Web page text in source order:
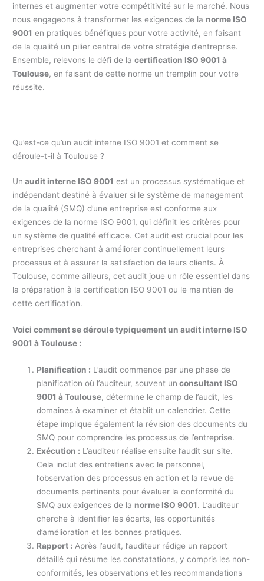
internes et augmenter votre compétitivité sur le marché. Nous
nous engageons à transformer les exigences de la norme ISO
9001 en pratiques bénéfiques pour votre activité, en faisant
de la qualité un pilier central de votre stratégie d’entreprise.
Ensemble, relevons le défi de lacertification ISO 9001 à
Toulouse, en faisant de cette norme un tremplin pour votre
réussite.
Qu’est-ce qu’un audit interne ISO 9001 et comment se
déroule-t-il à Toulouse ?
Un audit interne ISO 9001 est un processus systématique et
indépendant destiné à évaluer si le système de management
de la qualité (SMQ) d’une entreprise est conforme aux
exigences de la norme ISO 9001, qui définit les critères pour
un système de qualité efficace. Cet audit est crucial pour les
entreprises cherchant à améliorer continuellement leurs
processus et à assurer la satisfaction de leurs clients. À
Toulouse, comme ailleurs, cet audit joue un rôle essentiel dans
la préparation à la certification ISO 9001 ou le maintien de
cette certification.
Voici comment se déroule typiquement un audit interne ISO
9001 à Toulouse :
Planification : L’audit commence par une phase de
planification où l’auditeur, souvent un consultant ISO
9001 à Toulouse, détermine le champ de l’audit, les
domaines à examiner et établit un calendrier. Cette
étape implique également la révision des documents du
SMQ pour comprendre les processus de l’entreprise.
Exécution : L’auditeur réalise ensuite l’audit sur site.
Cela inclut des entretiens avec le personnel,
l’observation des processus en action et la revue de
documents pertinents pour évaluer la conformité du
SMQ aux exigences de la norme ISO 9001. L’auditeur
cherche à identifier les écarts, les opportunités
d’amélioration et les bonnes pratiques.
Rapport : Après l’audit, l’auditeur rédige un rapport
détaillé qui résume les constatations, y compris les non-
conformités, les observations et les recommandations